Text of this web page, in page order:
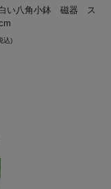
い八角小鉢 磁器 ス
込)